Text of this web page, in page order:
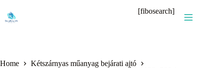
content
[fibosearch]
Home
Kétszárnyas műanyag bejárati ajtó